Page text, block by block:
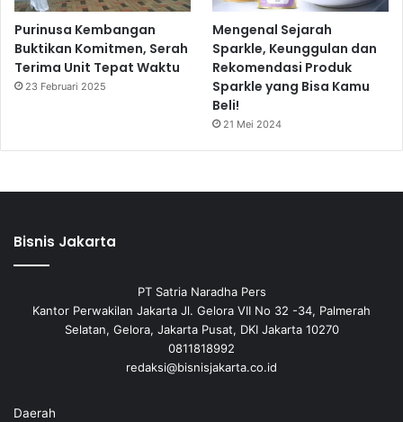
Purinusa Kembangan
Buktikan Komitmen, Serah
Terima Unit Tepat Waktu
23 Februari 2025
Mengenal Sejarah
Sparkle, Keunggulan dan
Rekomendasi Produk
Sparkle yang Bisa Kamu
Beli!
21 Mei 2024
Bisnis Jakarta
PT Satria Naradha Pers
Kantor Perwakilan Jakarta Jl. Gelora VII No 32 -34, Palmerah
Selatan, Gelora, Jakarta Pusat, DKI Jakarta 10270
0811818992
redaksi@bisnisjakarta.co.id
Daerah